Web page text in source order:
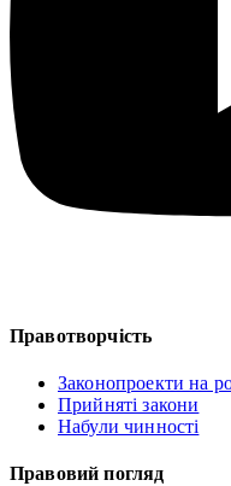
Правотворчість
Законопроекти на
Прийняті закони
Набули чинності
Правовий погляд